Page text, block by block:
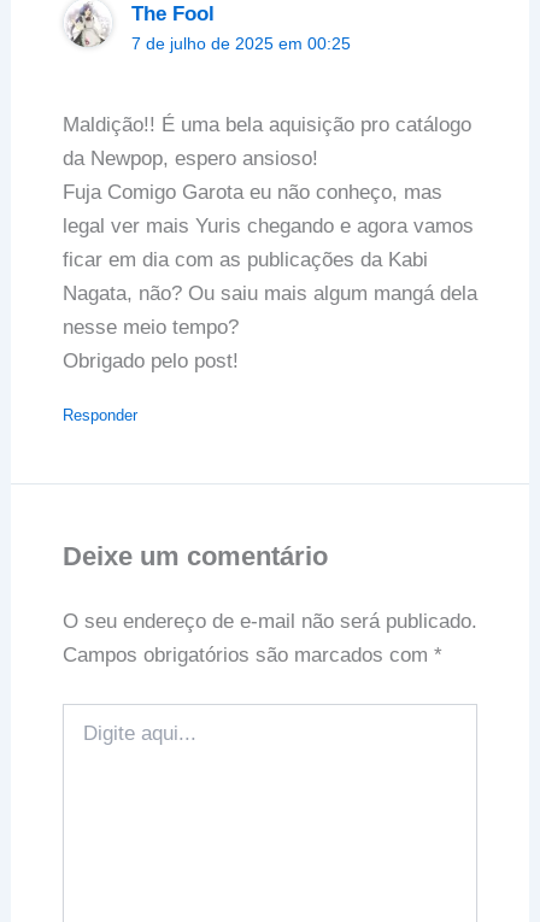
The Fool
7 de julho de 2025 em 00:25
Maldição!! É uma bela aquisição pro catálogo
da Newpop, espero ansioso!
Fuja Comigo Garota eu não conheço, mas
legal ver mais Yuris chegando e agora vamos
ficar em dia com as publicações da Kabi
Nagata, não? Ou saiu mais algum mangá dela
nesse meio tempo?
Obrigado pelo post!
Responder
Deixe um comentário
O seu endereço de e-mail não será publicado.
Campos obrigatórios são marcados com *
aqui...